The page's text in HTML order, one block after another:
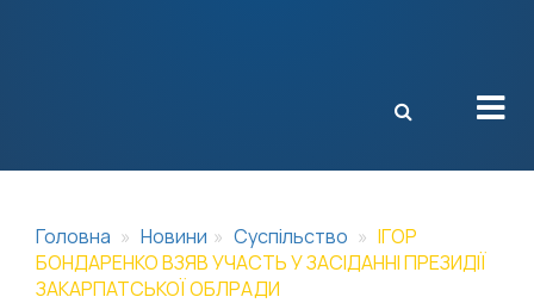
X
Головна Новини Суспільство
ІГОР
БОНДАРЕНКО ВЗЯВ УЧАСТЬ У ЗАСІДАННІ ПРЕЗИДІЇ
ЗАКАРПАТСЬКОЇ ОБЛРАДИ